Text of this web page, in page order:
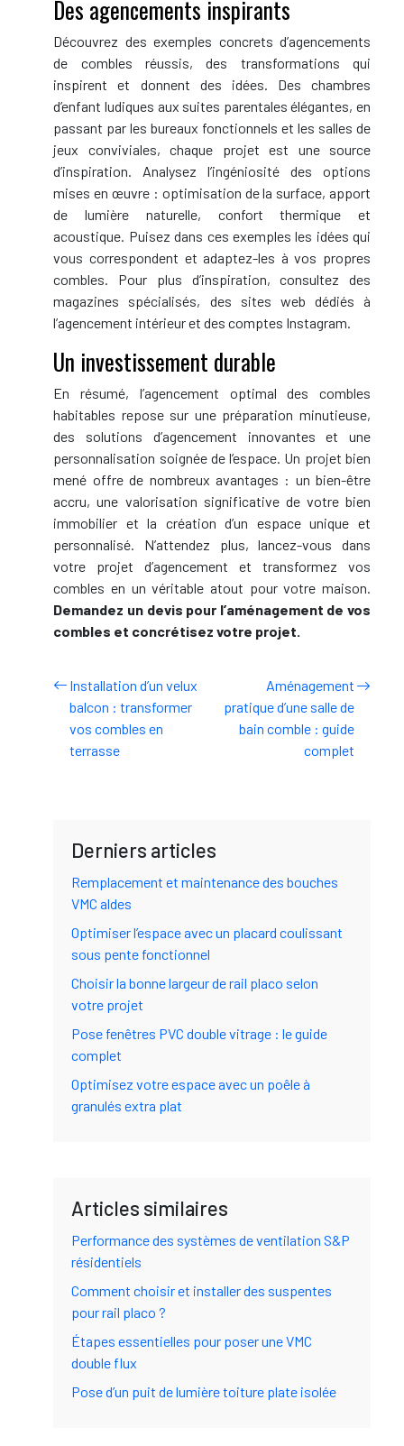
Des agencements inspirants
Découvrez des exemples concrets d’agencements
de combles réussis, des transformations qui
inspirent et donnent des idées. Des chambres
d’enfant ludiques aux suites parentales élégantes, en
passant par les bureaux fonctionnels et les salles de
jeux conviviales, chaque projet est une source
d’inspiration. Analysez l’ingéniosité des options
mises en œuvre : optimisation de la surface, apport
de lumière naturelle, confort thermique et
acoustique. Puisez dans ces exemples les idées qui
vous correspondent et adaptez-les à vos propres
combles. Pour plus d’inspiration, consultez des
magazines spécialisés, des sites web dédiés à
l’agencement intérieur et des comptes Instagram.
Un investissement durable
En résumé, l’agencement optimal des combles
habitables repose sur une préparation minutieuse,
des solutions d’agencement innovantes et une
personnalisation soignée de l’espace. Un projet bien
mené offre de nombreux avantages : un bien-être
accru, une valorisation significative de votre bien
immobilier et la création d’un espace unique et
personnalisé. N’attendez plus, lancez-vous dans
votre projet d’agencement et transformez vos
combles en un véritable atout pour votre maison.
Demandez un devis pour l’aménagement de vos
combles et concrétisez votre projet.
Installation d’un velux
balcon : transformer
vos combles en
terrasse
Aménagement
pratique d’une salle de
bain comble : guide
complet
Derniers articles
Remplacement et maintenance des bouches
VMC aldes
Optimiser l’espace avec un placard coulissant
sous pente fonctionnel
Choisir la bonne largeur de rail placo selon
votre projet
Pose fenêtres PVC double vitrage : le guide
complet
Optimisez votre espace avec un poêle à
granulés extra plat
Articles similaires
Performance des systèmes de ventilation S&P
résidentiels
Comment choisir et installer des suspentes
pour rail placo ?
Étapes essentielles pour poser une VMC
double flux
Pose d’un puit de lumière toiture plate isolée